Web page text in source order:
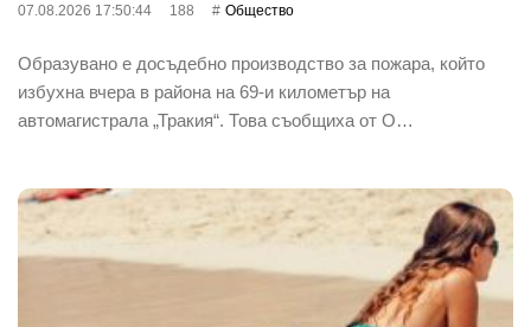
07.08.2026 17:50:44 188 Общество
Образувано е досъдебно производство за пожара, който
избухна вчера в района на 69-и километър на
автомагистрала „Тракия“. Това съобщиха от О…